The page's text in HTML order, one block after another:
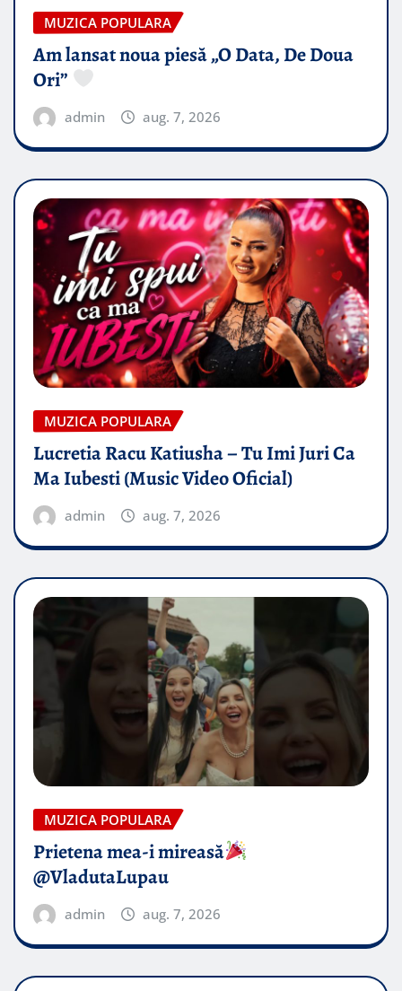
MUZICA POPULARA
Am lansat noua piesă „O Data, De Doua
Ori”
admin aug. 7, 2026
MUZICA POPULARA
Lucretia Racu Katiusha – Tu Imi Juri Ca
Ma Iubesti (Music Video Oficial)
admin aug. 7, 2026
MUZICA POPULARA
Prietena mea-i mireasă​
@VladutaLupau
admin aug. 7, 2026